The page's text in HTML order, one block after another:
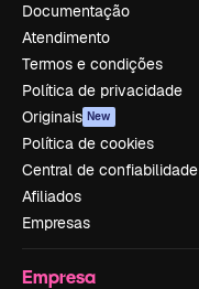
Documentação
Atendimento
Termos e condições
Política de privacidade
Originais New
Política de cookies
Central de confiabilidade
Afiliados
Empresas
Empresa